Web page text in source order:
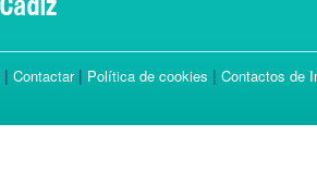
| Contactar| Política de cookies | Contactos de